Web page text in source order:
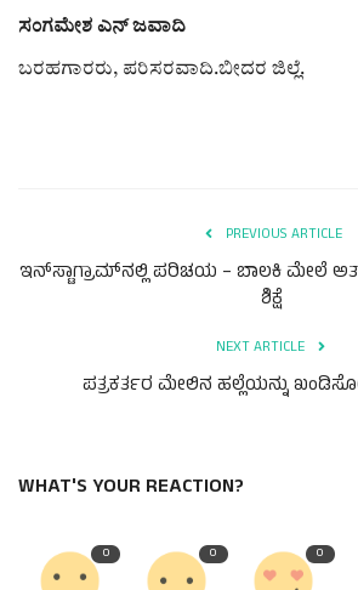
ಸಂಗಮೇಶ ಎನ್ ಜವಾದಿ
ಬರಹಗಾರರು, ಪರಿಸರವಾದಿ.ಬೀದರ ಜಿಲ್ಲೆ.
PREVIOUS ARTICLE
ಇನ್‌ಸ್ಟಾಗ್ರಾಮ್‌ನಲ್ಲಿ ಪರಿಚಯ – ಬಾಲಕಿ ಮೇಲೆ
ಶಿಕ್ಷೆ
NEXT ARTICLE
ಪತ್ರಕರ್ತರ ಮೇಲಿನ ಹಲ್ಲೆಯನ್ನು
WHAT'S YOUR REACTION?
0 0 0